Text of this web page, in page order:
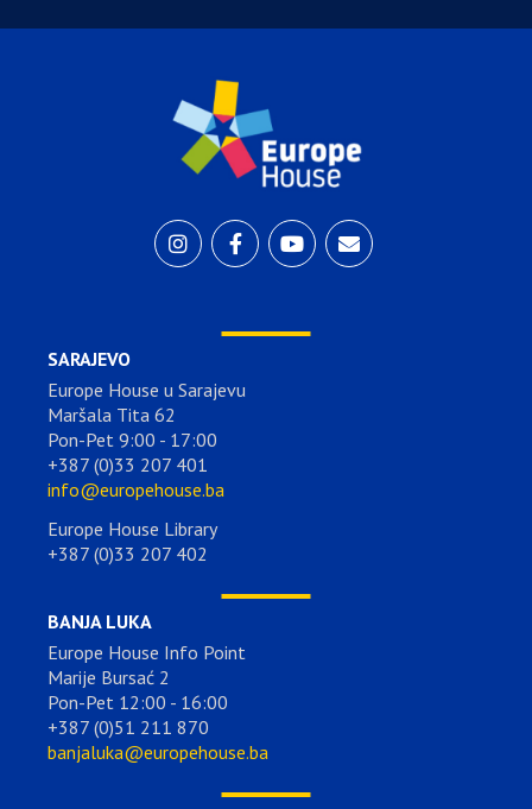
SARAJEVO
Europe House u Sarajevu
Maršala Tita 62
Pon-Pet 9:00 - 17:00
+387 (0)33 207 401
info@europehouse.ba
Europe House Library
+387 (0)33 207 402
BANJA LUKA
Europe House Info Point
Marije Bursać 2
Pon-Pet 12:00 - 16:00
+387 (0)51 211 870
banjaluka@europehouse.ba